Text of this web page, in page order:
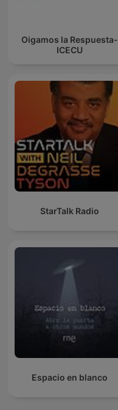
Oigamos la Respuesta-
ICECU
StarTalk Radio
Espacio en blanco